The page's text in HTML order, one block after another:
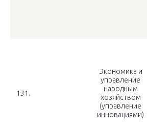
131.
Экономика и
управление
народным
хозяйством
(управление
инновациями)